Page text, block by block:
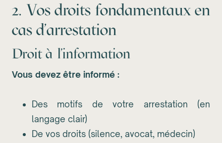
2. Vos droits fondamentaux en
cas d'arrestation
Droit à l'information
Vous devez être informé :
Des motifs de votre arrestation (en
langage clair)
De vos droits (silence, avocat, médecin)